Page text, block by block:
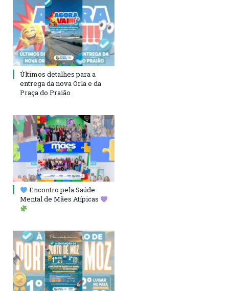
Últimos detalhes para a
entrega da nova Orla e da
Praça do Praião
Encontro pela Saúde
Mental de Mães Atípicas